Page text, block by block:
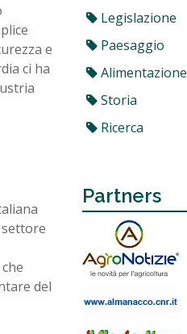
e
ci ha
del
Legislazione
Paesaggio
Alimentazione
Storia
Ricerca
Partners